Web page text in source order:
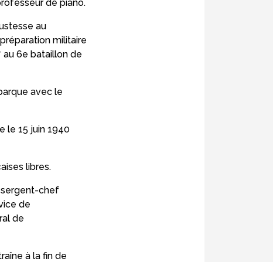
de piano.
au
militaire
6e bataillon de
avec le
le 15 juin 1940
libres.
sergent-chef
de
de
à la fin de